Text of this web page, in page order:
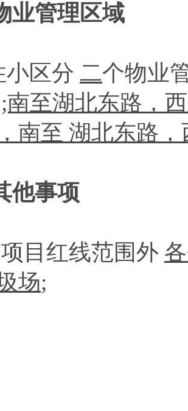
业管理区域
小区分 二个物业
南至湖北东路，
南至 湖北东路
他事项
目红线范围外
场;